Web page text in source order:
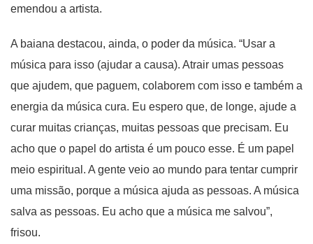
emendou a artista.
A baiana destacou, ainda, o poder da música. “Usar a
música para isso (ajudar a causa). Atrair umas pessoas
que ajudem, que paguem, colaborem com isso e também a
energia da música cura. Eu espero que, de longe, ajude a
curar muitas crianças, muitas pessoas que precisam. Eu
acho que o papel do artista é um pouco esse. É um papel
meio espiritual. A gente veio ao mundo para tentar cumprir
uma missão, porque a música ajuda as pessoas. A música
salva as pessoas. Eu acho que a música me salvou”,
frisou.